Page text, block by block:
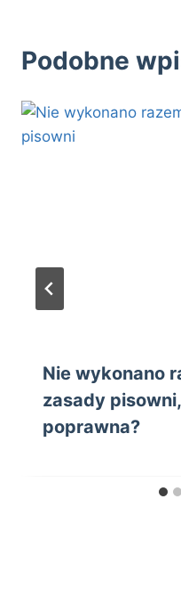
Podobne
Nie wykonano
zasady
poprawna?